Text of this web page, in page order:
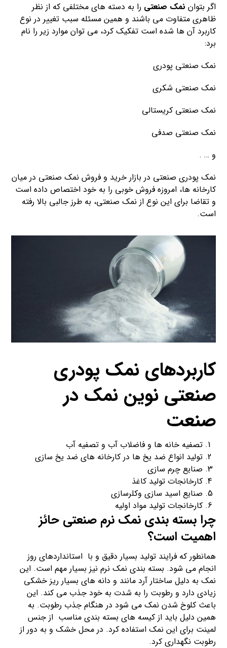
اگر بتوان نمک صنعتی را به دسته های مختلفی که از نظر
ظاهری متفاوت می باشند و همین مسئله سبب تغییر در نوع
کاربرد آن ها شده است تفکیک کرد، می توان موارد زیر را نام
برد:
نمک صنعتی پودری
نمک صنعتی شکری
نمک صنعتی کریستالی
نمک صنعتی صدفی
و … .
نمک پودری صنعتی در بازار خرید و فروش نمک صنعتی در میان
کارخانه ها، امروزه فروش خوبی را به خود اختصاص داده است
و تقاضا برای این نوع از نمک صنعتی، به طرز جالبی بالا رفته
است.
کاربردهای نمک پودری
صنعتی نوین نمک در
صنعت
تصفیه خانه ها و فاضلاب آب و تصفیه آب
تولید انواع ضد یخ ها در کارخانه های ضد یخ سازی
صنایع چرم سازی
کارخانجات تولید کاغذ
صنایع اسید سازی وکلرسازی
کارخانجات تولید مواد اولیه
چرا بسته بندی نمک نرم صنعتی حائز
اهمیت است؟
همانطور که فرایند تولید بسیار دقیق و با استانداردهای روز
انجام می شود. بسته بندی نمک نرم نیز بسیار مهم است. این
نمک به دلیل ساختار آرد مانند و دانه های بسیار ریز خشکی
زیادی دارد و رطوبت را به شدت به خود جذب می کند. این
باعث کلوخ شدن نمک می شود در هنگام جذب رطوبت. به
همین دلیل باید از کیسه های بسته بندی مناسب از جنس
لمینت برای این نمک استفاده کرد. در محل خشک و به دور از
رطوبت نگهداری کرد.